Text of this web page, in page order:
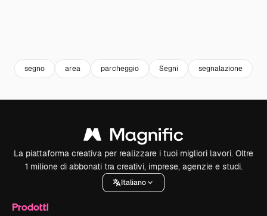
segno area parcheggio Segni segnalazione
La piattaforma creativa per realizzare i tuoi migliori lavori. Oltre
1 milione di abbonati tra creativi, imprese, agenzie e studi.
Italiano
Prodotti